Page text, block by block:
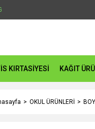
KIRTASİYESİ KAĞIT
OKUL ÜRÜNLERİ